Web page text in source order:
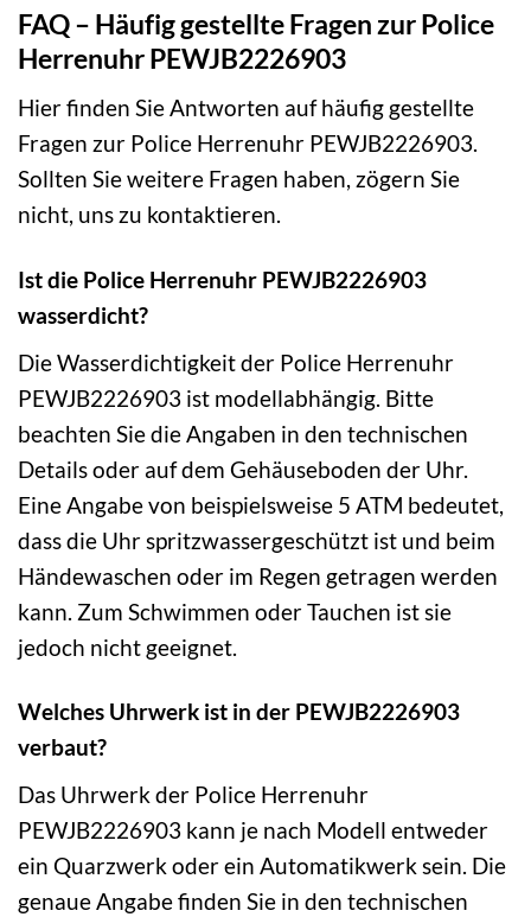
FAQ – Häufig gestellte Fragen zur Police
Herrenuhr PEWJB2226903
Hier finden Sie Antworten auf häufig gestellte
Fragen zur Police Herrenuhr PEWJB2226903.
Sollten Sie weitere Fragen haben, zögern Sie
nicht, uns zu kontaktieren.
Ist die Police Herrenuhr PEWJB2226903
wasserdicht?
Die Wasserdichtigkeit der Police Herrenuhr
PEWJB2226903 ist modellabhängig. Bitte
beachten Sie die Angaben in den technischen
Details oder auf dem Gehäuseboden der Uhr.
Eine Angabe von beispielsweise 5 ATM bedeutet,
dass die Uhr spritzwassergeschützt ist und beim
Händewaschen oder im Regen getragen werden
kann. Zum Schwimmen oder Tauchen ist sie
jedoch nicht geeignet.
Welches Uhrwerk ist in der PEWJB2226903
verbaut?
Das Uhrwerk der Police Herrenuhr
PEWJB2226903 kann je nach Modell entweder
ein Quarzwerk oder ein Automatikwerk sein. Die
genaue Angabe finden Sie in den technischen